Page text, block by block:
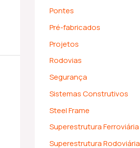
Pontes
Pré-fabricados
Projetos
Rodovias
Segurança
Sistemas Construtivos
Steel Frame
Superestrutura Ferroviária
Superestrutura Rodoviária